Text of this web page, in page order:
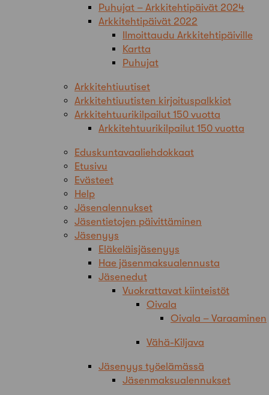
Puhujat – Arkkitehtipäivät 2024
Arkkitehtipäivät 2022
Ilmoittaudu Arkkitehtipäiville
Kartta
Puhujat
Arkkitehtiuutiset
Arkkitehtiuutisten kirjoituspalkkiot
Arkkitehtuurikilpailut 150 vuotta
Arkkitehtuurikilpailut 150 vuotta
Eduskuntavaaliehdokkaat
Etusivu
Evästeet
Help
Jäsenalennukset
Jäsentietojen päivittäminen
Jäsenyys
Eläkeläisjäsenyys
Hae jäsenmaksualennusta
Jäsenedut
Vuokrattavat kiinteistöt
Oivala
Oivala – Varaaminen
Vähä-Kiljava
Jäsenyys työelämässä
Jäsenmaksualennukset